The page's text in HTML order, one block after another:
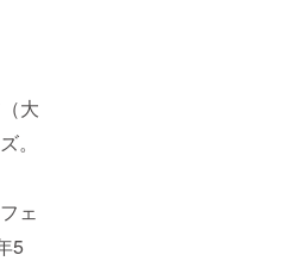
大
。
ェ
5